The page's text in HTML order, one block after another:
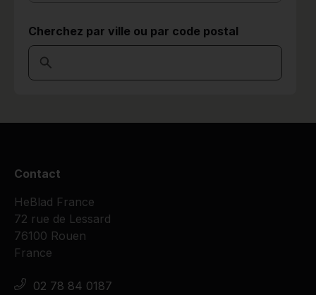
Cherchez par ville ou par code postal
Contact
HeBlad France
72 rue de Lessard
76100 Rouen
France
02 78 84 0187